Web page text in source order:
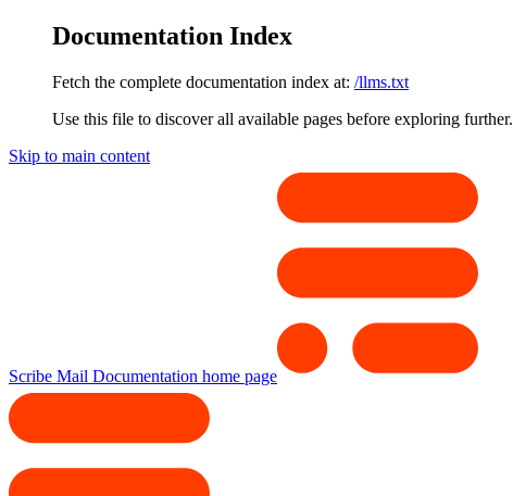
Documentation Index
Fetch the complete documentation index at: /llms.txt
Use this file to discover all available pages before exploring further.
Skip to main content
Scribe Mail Documentation home page